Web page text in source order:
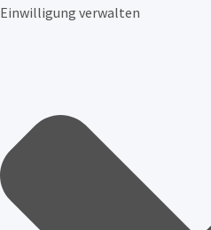
Einwilligung verwalten